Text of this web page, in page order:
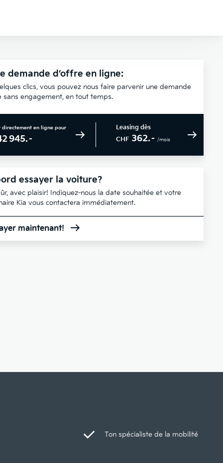
demande d’offre en ligne:
clics, vous pouvez nous faire parvenir une demande
sans engagement, en tout temps.
directement en ligne pour
945.–
Leasing dès
CHF 362.– /mois
essayer la voiture?
avec plaisir! Indiquez-nous la date souhaitée et votre
Kia vous contactera immédiatement.
maintenant!
Ton spécialiste de la mobilité